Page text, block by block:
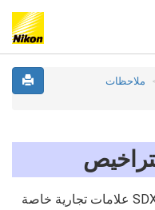
ملاحظات
تعد الشعارات SD و SDHC و SDXC علامات تجارية خاصة